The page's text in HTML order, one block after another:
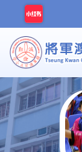
移至主內容